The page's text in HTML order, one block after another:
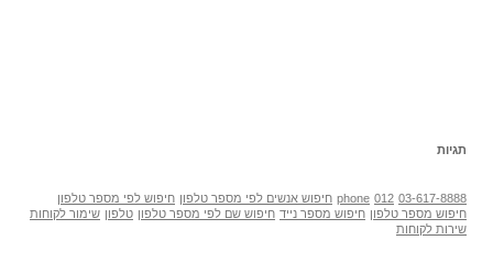
תגיות
03-617-8888
012
phone חיפוש אנשים לפי מספר טלפון חיפוש לפי מספר טלפון
חיפוש מספר טלפון חיפוש מספר נייד חיפוש שם לפי מספר טלפון טלפון שימור לקוחות
שירות לקוחות